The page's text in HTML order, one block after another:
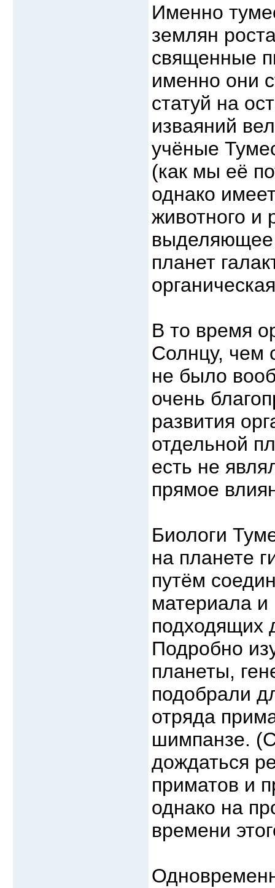
Именно
землян
священные
именно они
статуй на
изваяний
учёные
(как мы её
однако
животного и
выделяющее
планет
В то время
Солнцу, чем
не было
очень
развития
отдельной
есть не
прямое
Биологи
на планете
путём
материала и
подходящих
Подробно
планеты,
подобрали
отряда
шимпанзе.
дождаться
приматов и
однако на
времени